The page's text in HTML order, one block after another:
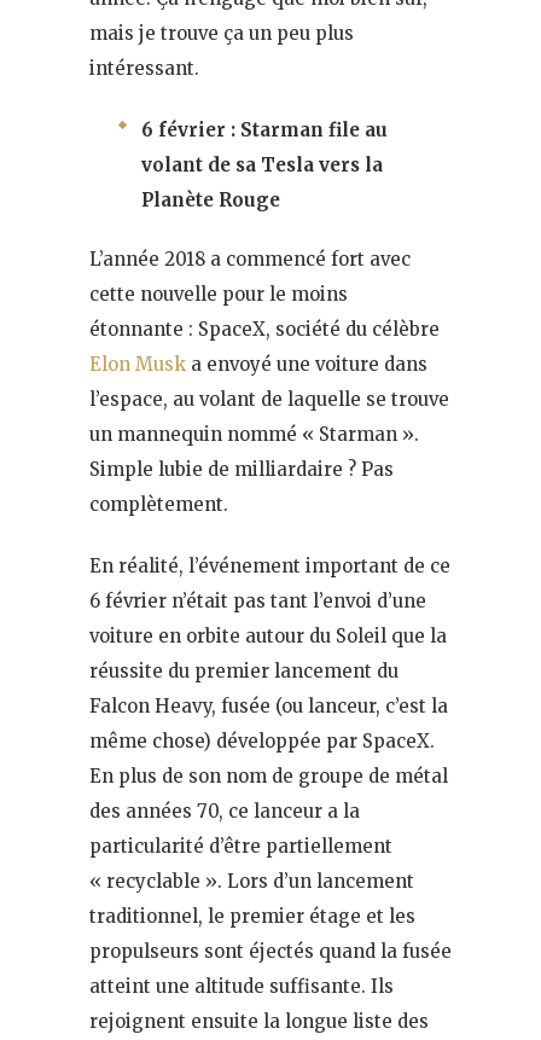
mais je trouve ça un peu plus
intéressant.
6 février : Starman file au
volant de sa Tesla vers la
Planète Rouge
L’année 2018 a commencé fort avec
cette nouvelle pour le moins
étonnante : SpaceX, société du célèbre
Elon Musk a envoyé une voiture dans
l’espace, au volant de laquelle se trouve
un mannequin nommé « Starman ».
Simple lubie de milliardaire ? Pas
complètement.
En réalité, l’événement important de ce
6 février n’était pas tant l’envoi d’une
voiture en orbite autour du Soleil que la
réussite du premier lancement du
Falcon Heavy, fusée (ou lanceur, c’est la
même chose) développée par SpaceX.
En plus de son nom de groupe de métal
des années 70, ce lanceur a la
particularité d’être partiellement
« recyclable ». Lors d’un lancement
traditionnel, le premier étage et les
propulseurs sont éjectés quand la fusée
atteint une altitude suffisante. Ils
rejoignent ensuite la longue liste des